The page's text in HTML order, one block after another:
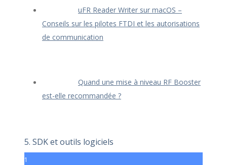
uFR Reader Writer sur macOS –
Conseils sur les pilotes FTDI et les autorisations
de communication
Quand une mise à niveau RF Booster
est-elle recommandée ?
5. SDK et outils logiciels
1